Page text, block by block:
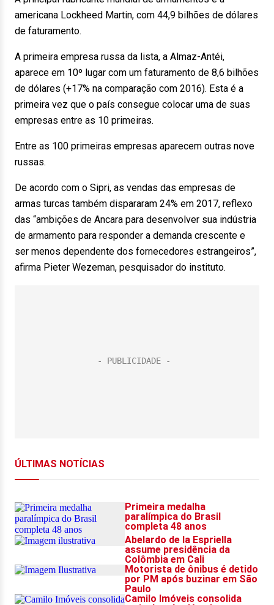
americana Lockheed Martin, com 44,9 bilhões de dólares
de faturamento.
A primeira empresa russa da lista, a Almaz-Antéi,
aparece em 10º lugar com um faturamento de 8,6 bilhões
de dólares (+17% na comparação com 2016). Esta é a
primeira vez que o país consegue colocar uma de suas
empresas entre as 10 primeiras.
Entre as 100 primeiras empresas aparecem outras nove
russas.
De acordo com o Sipri, as vendas das empresas de
armas turcas também dispararam 24% em 2017, reflexo
das “ambições de Ancara para desenvolver sua indústria
de armamento para responder a demanda crescente e
ser menos dependente dos fornecedores estrangeiros”,
afirma Pieter Wezeman, pesquisador do instituto.